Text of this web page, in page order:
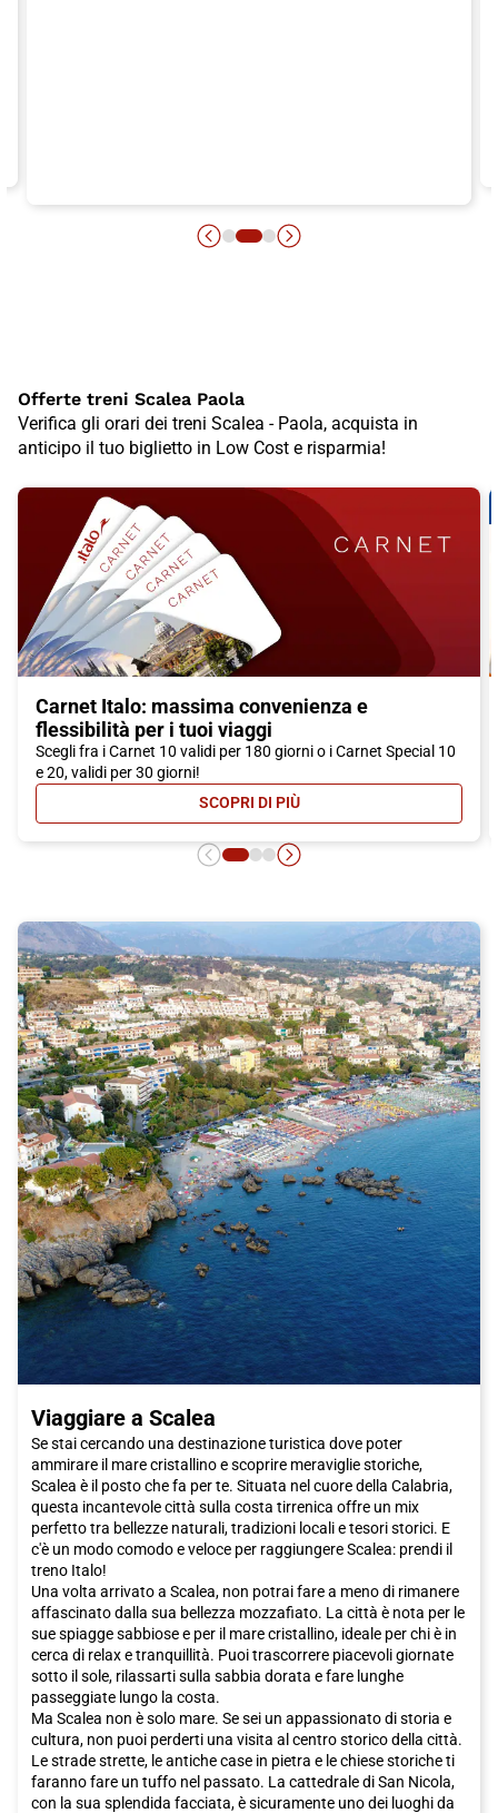
Offerte treni Scalea Paola
Verifica gli orari dei treni Scalea - Paola, acquista in
anticipo il tuo biglietto in Low Cost e risparmia!
Carnet Italo: massima convenienza e
flessibilità per i tuoi viaggi
Scegli fra i Carnet 10 validi per 180 giorni o i Carnet Special 10
e 20, validi per 30 giorni!
SCOPRI DI PIÙ- CARNET ITALO: MASSIMA
Viaggiare a Scalea
Se stai cercando una destinazione turistica dove poter
ammirare il mare cristallino e scoprire meraviglie storiche,
Scalea è il posto che fa per te. Situata nel cuore della Calabria,
questa incantevole città sulla costa tirrenica offre un mix
perfetto tra bellezze naturali, tradizioni locali e tesori storici. E
c'è un modo comodo e veloce per raggiungere Scalea: prendi il
treno Italo!
Una volta arrivato a Scalea, non potrai fare a meno di rimanere
affascinato dalla sua bellezza mozzafiato. La città è nota per le
sue spiagge sabbiose e per il mare cristallino, ideale per chi è in
cerca di relax e tranquillità. Puoi trascorrere piacevoli giornate
sotto il sole, rilassarti sulla sabbia dorata e fare lunghe
passeggiate lungo la costa.
Ma Scalea non è solo mare. Se sei un appassionato di storia e
cultura, non puoi perderti una visita al centro storico della città.
Le strade strette, le antiche case in pietra e le chiese storiche ti
faranno fare un tuffo nel passato. La cattedrale di San Nicola,
con la sua splendida facciata, è sicuramente uno dei luoghi da